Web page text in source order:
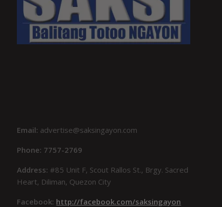
Email: advertise@saksingayon.com
Phone: 7757-2769
Address:#85 Unit F, Scout Rallos St., Brgy. Sacred
Heart, Diliman, Quezon City
Facebook: http://facebook.com/saksingayon